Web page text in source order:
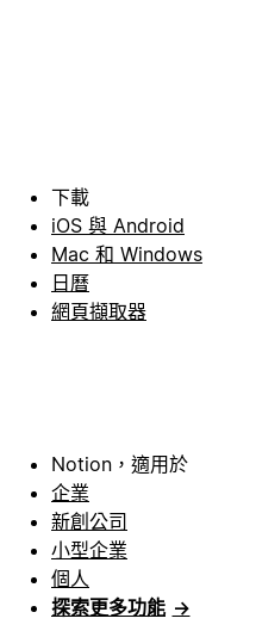
下載
iOS 與 Android
Mac 和 Windows
日曆
網頁擷取器
Notion，適用於
企業
新創公司
小型企業
個人
探索更多功能 →